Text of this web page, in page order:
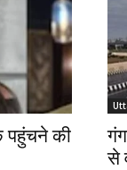
पहुंचने की
से